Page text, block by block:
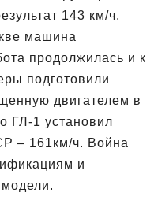
143 км/ч.
машина
продолжилась и к
подготовили
двигателем в
ГЛ-1 установил
– 161км/ч. Война
и